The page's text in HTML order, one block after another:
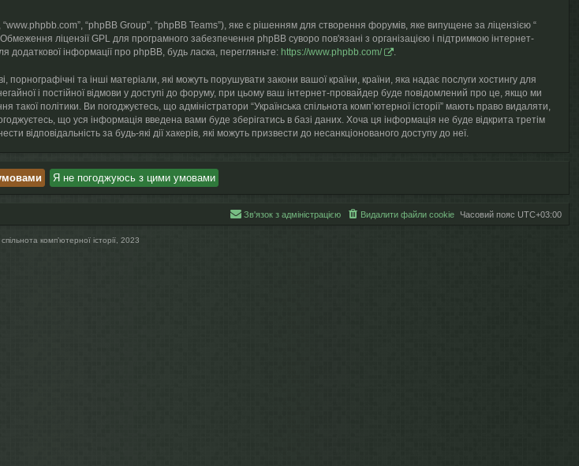
“phpBB Group”, “phpBB Teams”), яке є рішенням для створення форумів, яке випущене за ліцензією “
ліцензії GPL для програмного забезпечення phpBB суворо пов'язані з організацією і підтримкою інтернет-
додаткової інформації про phpBB, будь ласка, перегляньте: https://www.phpbb.com/ .
та інші матеріали, які можуть порушувати закони вашої країни, країни, яка надає послуги хостингу для
і постійної відмови у доступі до форуму, при цьому ваш інтернет-провайдер буде повідомлений про це, якщо ми
політики. Ви погоджуєтесь, що адміністратори “Українська спільнота компʼютерної історії” мають право видаляти,
що уся інформація введена вами буде зберігатись в базі даних. Хоча ця інформація не буде відкрита третім
відповідальність за будь-які дії хакерів, які можуть призвести до несанкціонованого доступу до неї.
Часовий пояс UTC+03:00
Видалити файли cookie
Зв'язок з адміністрацією
компʼютерної історії, 2023